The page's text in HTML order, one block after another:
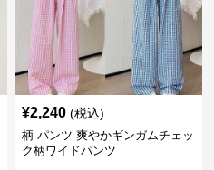
¥2,240 (税込)
柄 パンツ 爽やかギンガムチェッ
ク柄ワイドパンツ